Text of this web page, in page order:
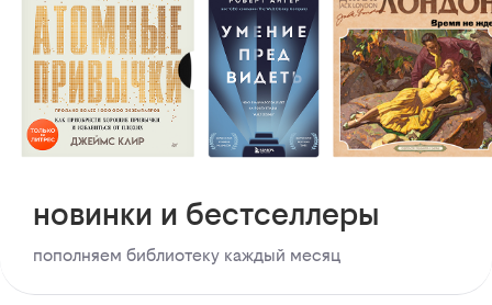
новинки и бестселлеры
пополняем библиотеку каждый месяц